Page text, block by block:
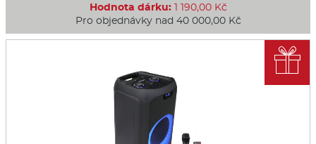
Hodnota dárku:1 190,00 Kč
Pro objednávky nad 40 000,00 Kč
